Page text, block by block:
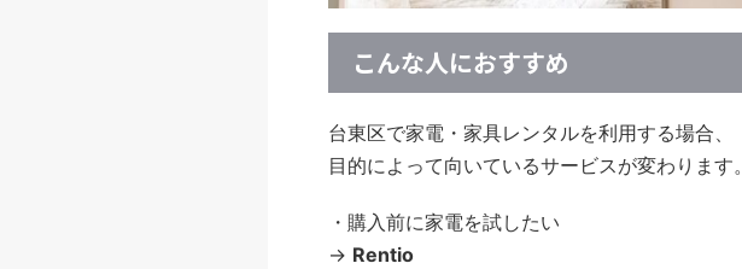
こんな人におすすめ
台東区で家電・家具レンタルを利用する場合、
目的によって向いているサービスが変わります。
・購入前に家電を試したい
→ Rentio